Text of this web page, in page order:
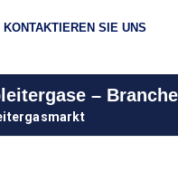
KONTAKTIEREN SIE UNS
–